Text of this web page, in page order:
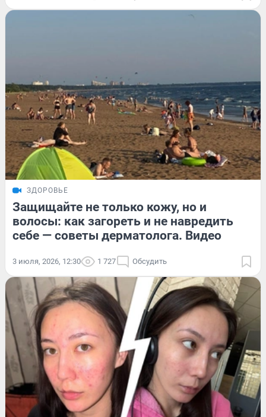
ЗДОРОВЬЕ
Защищайте не только кожу, но и
волосы: как загореть и не навредить
себе — советы дерматолога. Видео
3 июля, 2026, 12:30 1 727 Обсудить